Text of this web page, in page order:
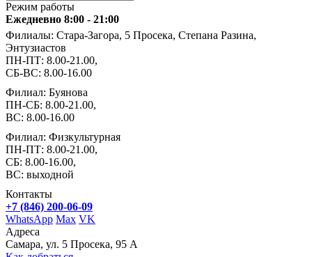
Режим работы
Ежедневно 8:00 - 21:00
Филиалы: Стара-Загора, 5 Просека, Степана Разина,
Энтузиастов
ПН-ПТ: 8.00-21.00,
СБ-ВС: 8.00-16.00
Филиал: Буянова
ПН-СБ: 8.00-21.00,
ВС: 8.00-16.00
Филиал: Физкультурная
ПН-ПТ: 8.00-21.00,
СБ: 8.00-16.00,
ВС: выходной
Контакты
+7 (846) 200-06-09
WhatsApp Max VK
Адреса
Самара, ул. 5 Просека, 95 А